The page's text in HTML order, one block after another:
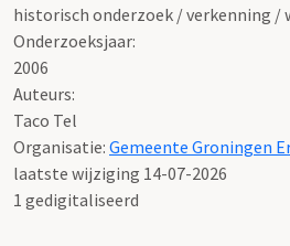
historisch onderzoek / verkenning /
Onderzoeksjaar:
2006
Auteurs:
Taco Tel
Organisatie: Gemeente Groningen
laatste wijziging 14-07-2026
1 gedigitaliseerd